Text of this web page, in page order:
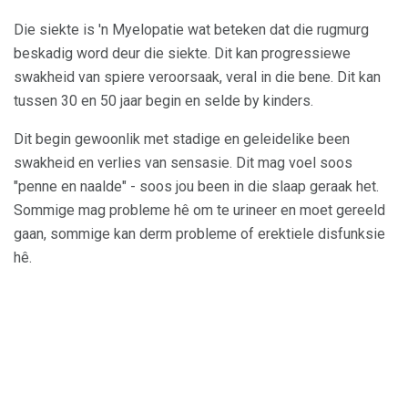
Die siekte is 'n Myelopatie wat beteken dat die rugmurg
beskadig word deur die siekte. Dit kan progressiewe
swakheid van spiere veroorsaak, veral in die bene. Dit kan
tussen 30 en 50 jaar begin en selde by kinders.
Dit begin gewoonlik met stadige en geleidelike been
swakheid en verlies van sensasie. Dit mag voel soos
"penne en naalde" - soos jou been in die slaap geraak het.
Sommige mag probleme hê om te urineer en moet gereeld
gaan, sommige kan derm probleme of erektiele disfunksie
hê.